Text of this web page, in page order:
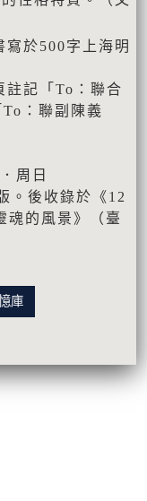
於500字上海明
註記「To：聯合
：聯副陳義
周日
。後收錄於《12
魂的風景》（臺
庫